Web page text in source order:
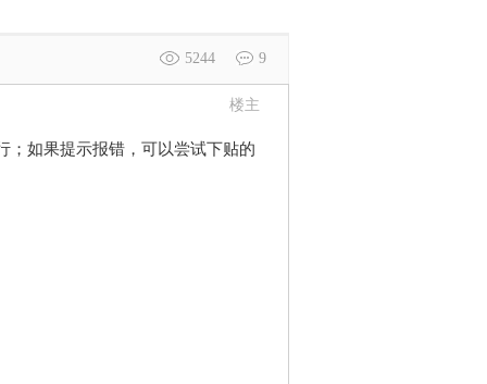
5244 9
楼主
；如果提示报错，可以尝试下贴的